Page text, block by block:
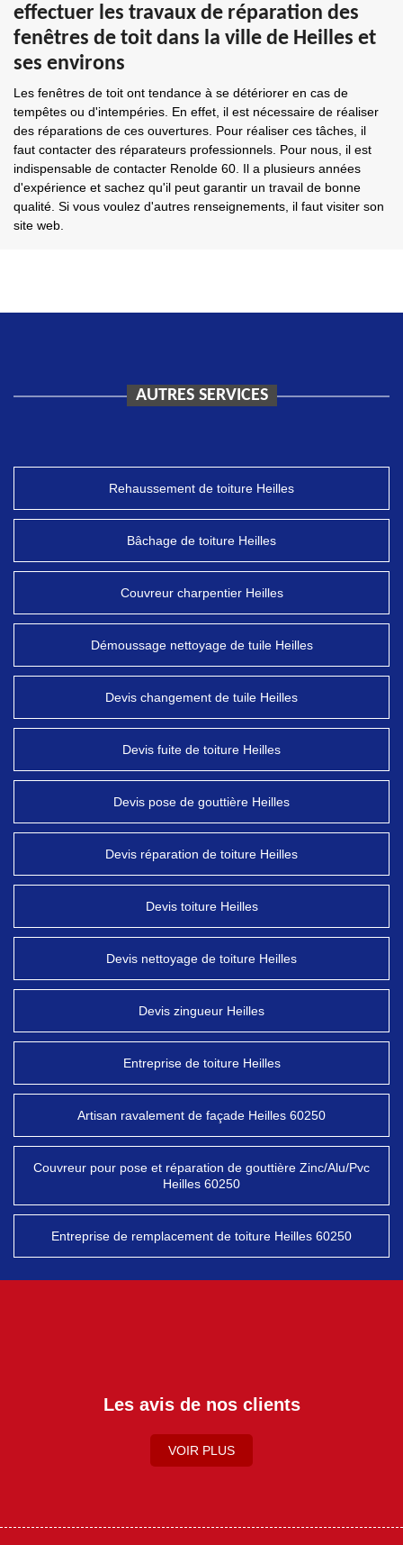
effectuer les travaux de réparation des
fenêtres de toit dans la ville de Heilles et
ses environs
Les fenêtres de toit ont tendance à se détériorer en cas de
tempêtes ou d'intempéries. En effet, il est nécessaire de réaliser
des réparations de ces ouvertures. Pour réaliser ces tâches, il
faut contacter des réparateurs professionnels. Pour nous, il est
indispensable de contacter Renolde 60. Il a plusieurs années
d'expérience et sachez qu'il peut garantir un travail de bonne
qualité. Si vous voulez d'autres renseignements, il faut visiter son
site web.
AUTRES SERVICES
Rehaussement de toiture Heilles
Bâchage de toiture Heilles
Couvreur charpentier Heilles
Démoussage nettoyage de tuile Heilles
Devis changement de tuile Heilles
Devis fuite de toiture Heilles
Devis pose de gouttière Heilles
Devis réparation de toiture Heilles
Devis toiture Heilles
Devis nettoyage de toiture Heilles
Devis zingueur Heilles
Entreprise de toiture Heilles
Artisan ravalement de façade Heilles 60250
Couvreur pour pose et réparation de gouttière Zinc/Alu/Pvc
Heilles 60250
Entreprise de remplacement de toiture Heilles 60250
Les avis de nos clients
VOIR PLUS